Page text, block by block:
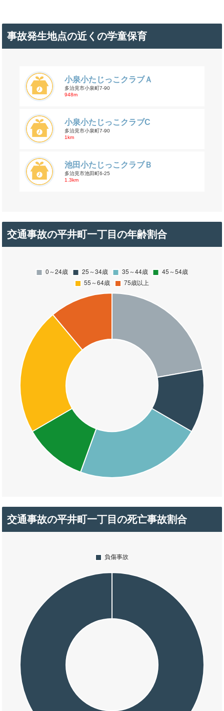
事故発生地点の近くの学童保育
小泉小たじっこクラブＡ
多治見市小泉町7-90
948m
小泉小たじっこクラブC
多治見市小泉町7-90
1km
池田小たじっこクラブＢ
多治見市池田町6-25
1.3km
交通事故の平井町一丁目の年齢割合
交通事故の平井町一丁目の死亡事故割合